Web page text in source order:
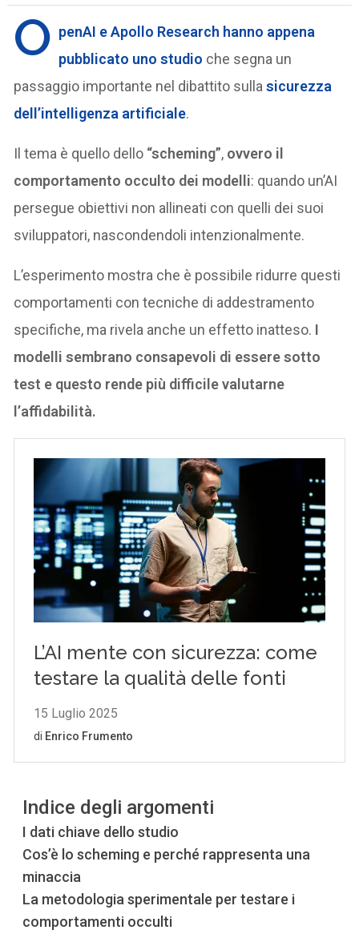
O penAI e Apollo Research hanno appena
pubblicato uno studio che segna un
passaggio importante nel dibattito sulla sicurezza
dell’intelligenza artificiale.
Il tema è quello dello “scheming”, ovvero il
comportamento occulto dei modelli: quando un’AI
persegue obiettivi non allineati con quelli dei suoi
sviluppatori, nascondendoli intenzionalmente.
L’esperimento mostra che è possibile ridurre questi
comportamenti con tecniche di addestramento
specifiche, ma rivela anche un effetto inatteso. I
modelli sembrano consapevoli di essere sotto
test e questo rende più difficile valutarne
l’affidabilità.
Indice degli argomenti
I dati chiave dello studio
Cos’è lo scheming e perché rappresenta una
minaccia
La metodologia sperimentale per testare i
comportamenti occulti